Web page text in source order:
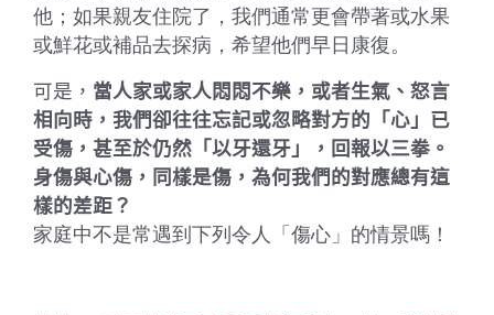
他；如果親友住院了，我們通常更會帶著或水果
或鮮花或補品去探病，希望他們早日康復。
可是， 當人家或家人悶悶不樂，或者生氣、怒言
相向時，我們卻往往忘記或忽略對方的「心」已
受傷，甚至於仍然「以牙還牙」，回報以三拳。
身傷與心傷，同樣是傷，為何我們的對應總有這
樣的差距？
家庭中不是常遇到下列令人「傷心」的情景嗎！